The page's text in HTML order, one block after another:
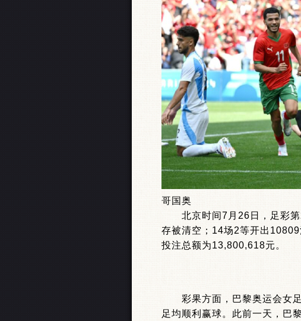
哥国奥
北京时间7月26日，足彩第
存被清空；14场2等开出
投注总额为13,800,618元。
彩果方面，巴黎奥运会女足
足均顺利赢球。此前一天，巴